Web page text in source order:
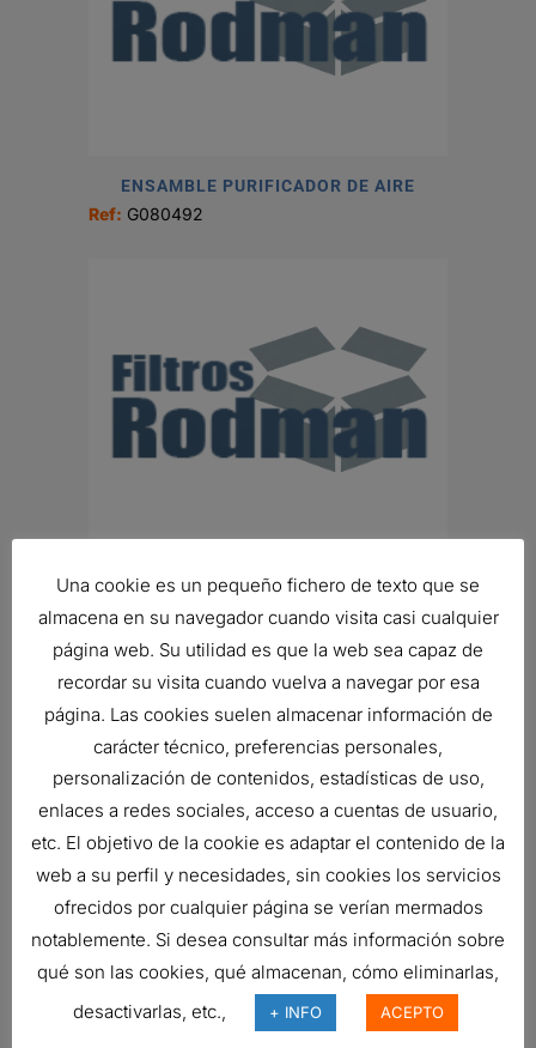
ENSAMBLE PURIFICADOR DE AIRE
Ref: G080492
FILTRO DE AIRE, PSD POWERCORE
293,17€
Ref: D100149
FILTRO DONALDSON
Una cookie es un pequeño fichero de texto que se
almacena en su navegador cuando visita casi cualquier
página web. Su utilidad es que la web sea capaz de
recordar su visita cuando vuelva a navegar por esa
página. Las cookies suelen almacenar información de
carácter técnico, preferencias personales,
personalización de contenidos, estadísticas de uso,
enlaces a redes sociales, acceso a cuentas de usuario,
etc. El objetivo de la cookie es adaptar el contenido de la
web a su perfil y necesidades, sin cookies los servicios
ofrecidos por cualquier página se verían mermados
notablemente. Si desea consultar más información sobre
qué son las cookies, qué almacenan, cómo eliminarlas,
desactivarlas, etc.,
+ INFO ACEPTO